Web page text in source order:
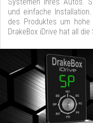
und einfache
des Produktes um hohe
DrakeBox iDrive hat all